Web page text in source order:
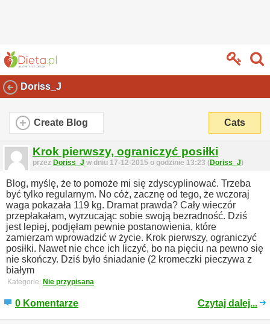
Doriss_J
Create Blog Cats
Krok pierwszy, ograniczyć posiłki
przez Doriss_J w dniu 17-12-2015 o godzinie 13:23 (Doriss_J)
Blog, myślę, że to pomoże mi się zdyscyplinować. Trzeba
być tylko regularnym. No cóż, zacznę od tego, że wczoraj
waga pokazała 119 kg. Dramat prawda? Cały wieczór
przepłakałam, wyrzucając sobie swoją bezradność. Dziś
jest lepiej, podjęłam pewnie postanowienia, które
zamierzam wprowadzić w życie. Krok pierwszy, ograniczyć
posiłki. Nawet nie chce ich liczyć, bo na pięciu na pewno się
nie skończy. Dziś było śniadanie (2 kromeczki pieczywa z
białym
Kategorie: Nie przypisana
0 Komentarze Czytaj dalej...